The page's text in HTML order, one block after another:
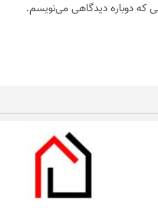
که دوباره دیدگاهی می‌نویسم.